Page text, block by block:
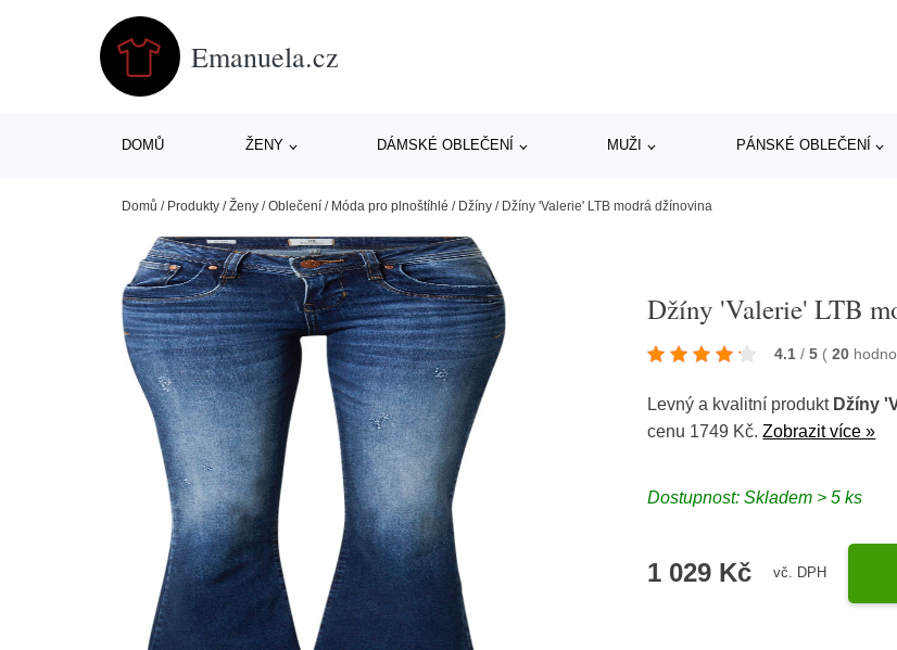
Emanuela.cz
DOMŮ ŽENY DÁMSKÉ OBLEČENÍ MUŽI PÁNSKÉ OBLEČENÍ
Domů / Produkty /Ženy /Oblečení / Móda pro plnoštíhlé / Džíny / Džíny 'Valerie' LTB modrá džínovina
Džíny 'Valerie' LTB
4.1 / 5 ( 20
Levný a kvalitní produkt Džíny
cenu 1749 Kč.Zobrazit více »
Dostupnost: Skladem > 5 ks
1 029 Kč vč. DPH